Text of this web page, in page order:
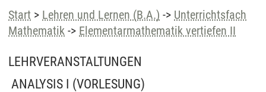
Start > Lehren und Lernen (B.A.) -> Unterrichtsfach
Mathematik -> Elementarmathematik vertiefen II
LEHRVERANSTALTUNGEN
ANALYSIS I (VORLESUNG)